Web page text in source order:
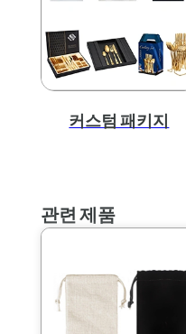
커스텀 패키지
관련 제품